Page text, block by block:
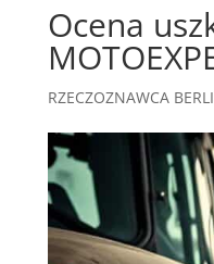
Ocena
RZECZOZNAWCA